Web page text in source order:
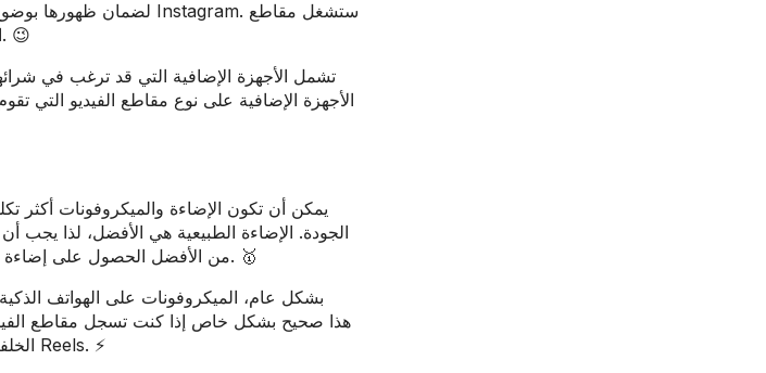
الفيديو هذه مساحة كبيرة من الذاكرة، لذا أفرغ مساحة في هاتفك قبل البدء في التصوير. 😉
تشمل الأجهزة الإضافية التي قد ترغب في
الأجهزة الإضافية على نوع مقاطع الفيديو التي
يمكن أن تكون الإضاءة والميكروفونات أكثر
الجودة. الإضاءة الطبيعية هي الأفضل، لذا
من الأفضل الحصول على إضاءة حلقية لإضاءة مقاطع الفيديو الخاصة بك بشكل صحيح إذا كنت تقوم بالتصوير في الداخل. 🥇
بشكل عام، الميكروفونات على الهواتف
الخلفية. إن الحصول على أجهزتك بشكل صحيح يؤهلك للنجاح في إنتاج إنستجرام عالي الجودة Reels. ⚡